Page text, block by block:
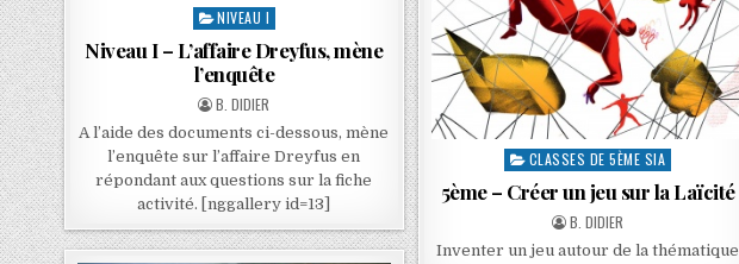
NIVEAU I
Niveau I – L’affaire Dreyfus, mène
l’enquête
B. DIDIER
A l’aide des documents ci-dessous, mène
l’enquête sur l’affaire Dreyfus en
répondant aux questions sur la fiche
activité. [nggallery id=13]
CLASSES DE 5ÈME SIA
5ème – Créer un jeu sur la Laïcité
B. DIDIER
Inventer un jeu autour de la thématique